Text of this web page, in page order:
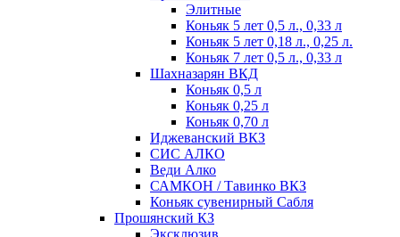
Элитные
Коньяк 5 лет 0,5 л., 0,33 л
Коньяк 5 лет 0,18 л., 0,25 л.
Коньяк 7 лет 0,5 л., 0,33 л
Шахназарян ВКД
Коньяк 0,5 л
Коньяк 0,25 л
Коньяк 0,70 л
Иджеванский ВКЗ
СИС АЛКО
Веди Алко
САМКОН / Тавинко ВКЗ
Коньяк сувенирный Сабля
Прошянский КЗ
Эксклюзив